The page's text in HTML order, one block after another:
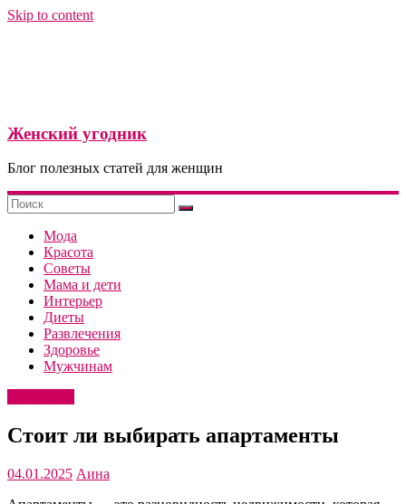
Skip to content
Женский угодник
Блог полезных статей для женщин
Мода
Красота
Советы
Мама и дети
Интерьер
Диеты
Развлечения
Здоровье
Мужчинам
Стоит ли выбирать апартаменты
04.01.2025 Аина